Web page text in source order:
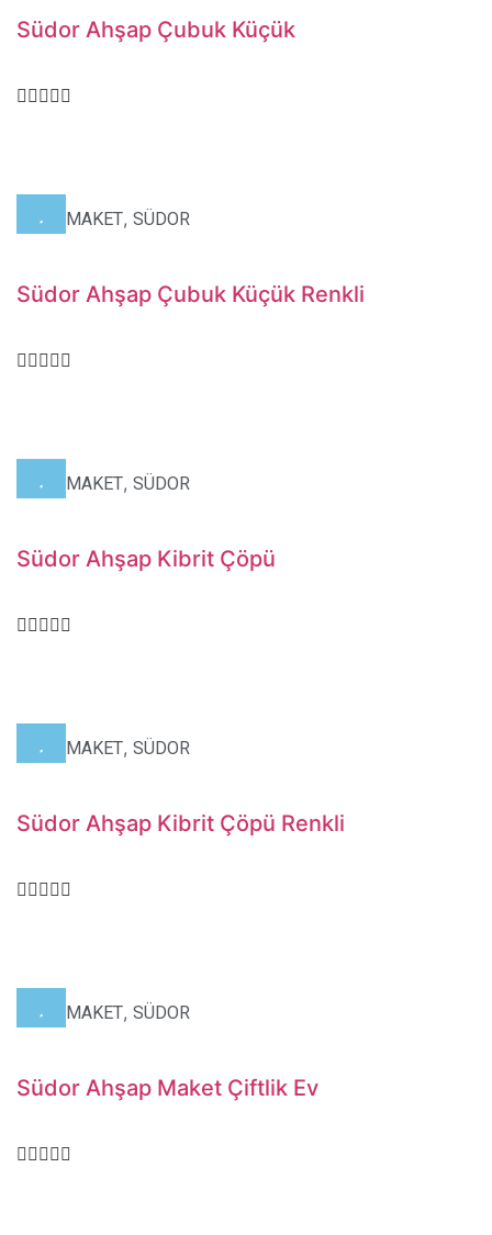
Südor Ahşap Çubuk Küçük
HOBİ MAKET, SÜDOR
Südor Ahşap Çubuk Küçük Renkli
HOBİ MAKET, SÜDOR
Südor Ahşap Kibrit Çöpü
HOBİ MAKET, SÜDOR
Südor Ahşap Kibrit Çöpü Renkli
HOBİ MAKET, SÜDOR
Südor Ahşap Maket Çiftlik Ev